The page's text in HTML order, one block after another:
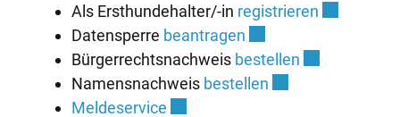
Als Ersthundehalter/-in registrieren
Datensperre beantragen
Bürgerrechtsnachweis bestellen
Namensnachweis bestellen
Meldeservice